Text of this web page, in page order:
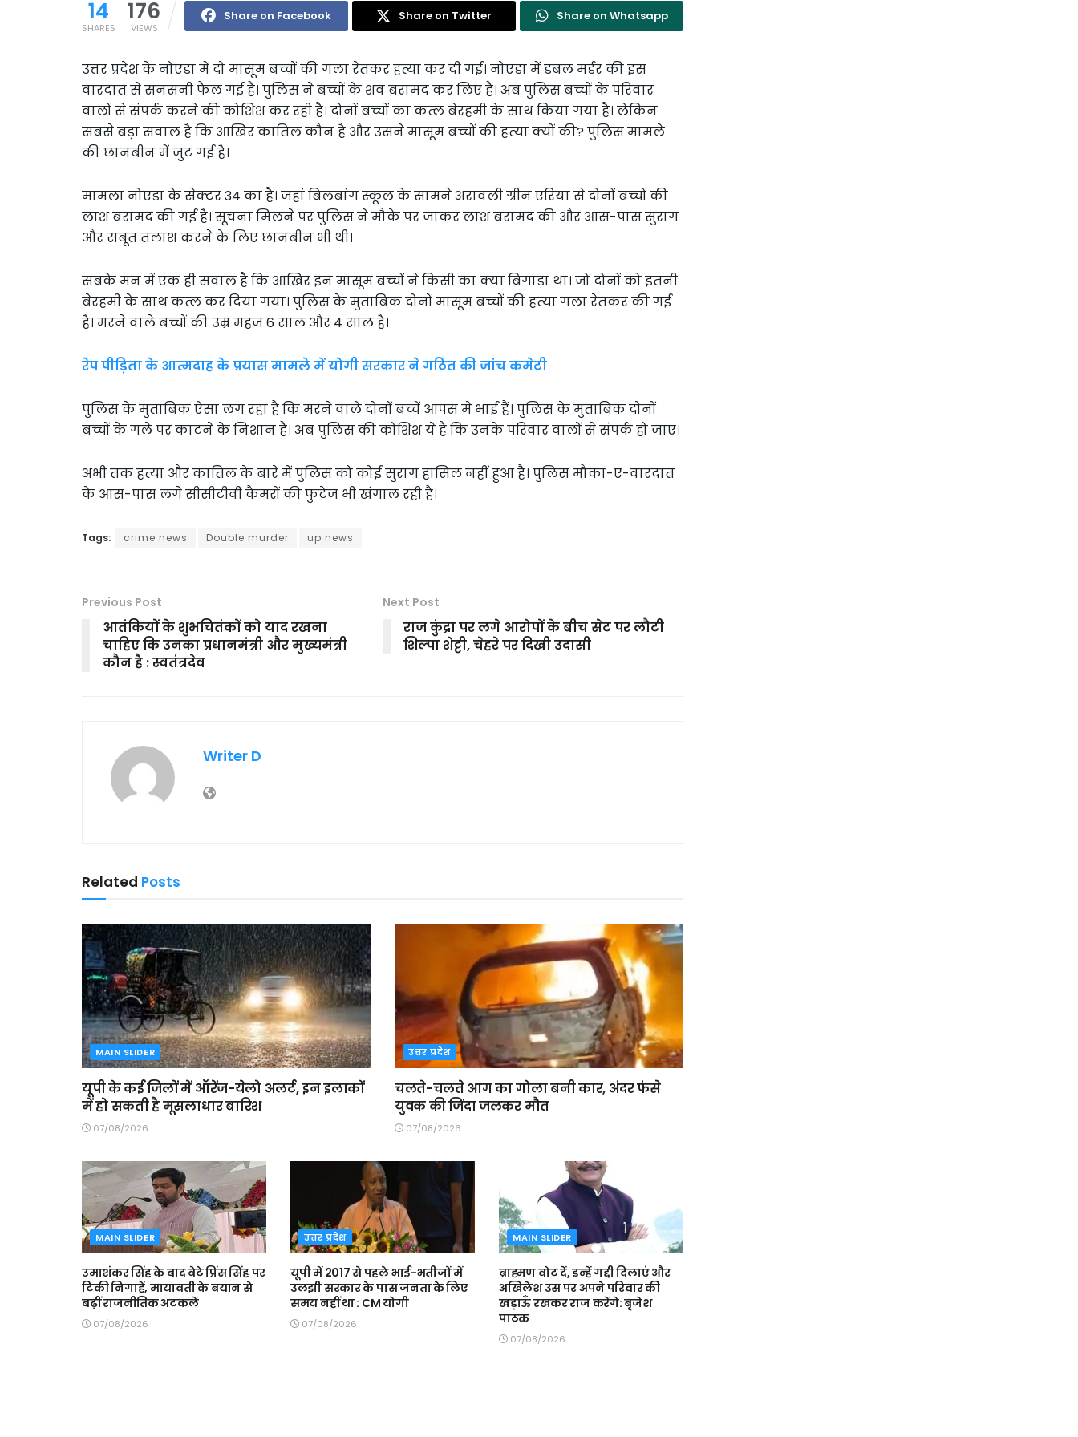
14
SHARES
176
VIEWS
Share on Facebook Share on Twitter Share on Whatsapp
उत्तर प्रदेश के नोएडा में दो मासूम बच्चों की गला रेतकर हत्या कर दी गई। नोएडा में डबल मर्डर की इस
वारदात से सनसनी फैल गई है। पुलिस ने बच्चों के शव बरामद कर लिए हैं। अब पुलिस बच्चों के परिवार
वालों से संपर्क करने की कोशिश कर रही है। दोनों बच्चों का कत्ल बेरहमी के साथ किया गया है। लेकिन
सबसे बड़ा सवाल है कि आखिर कातिल कौन है और उसने मासूम बच्चों की हत्या क्यों की? पुलिस मामले
की छानबीन में जुट गई है।
मामला नोएडा के सेक्टर 34 का है। जहां बिलबांग स्कूल के सामने अरावली ग्रीन एरिया से दोनों बच्चों की
लाश बरामद की गई है। सूचना मिलने पर पुलिस ने मौके पर जाकर लाश बरामद की और आस-पास सुराग
और सबूत तलाश करने के लिए छानबीन भी थी।
सबके मन में एक ही सवाल है कि आखिर इन मासूम बच्चों ने किसी का क्या बिगाड़ा था। जो दोनों को इतनी
बेरहमी के साथ कत्ल कर दिया गया। पुलिस के मुताबिक दोनों मासूम बच्चों की हत्या गला रेतकर की गई
है। मरने वाले बच्चों की उम्र महज 6 साल और 4 साल है।
रेप पीड़िता के आत्मदाह के प्रयास मामले में योगी सरकार ने गठित की जांच कमेटी
पुलिस के मुताबिक ऐसा लग रहा है कि मरने वाले दोनों बच्चें आपस मे भाई हैं। पुलिस के मुताबिक दोनों
बच्चों के गले पर काटने के निशान हैं। अब पुलिस की कोशिश ये है कि उनके परिवार वालों से संपर्क हो जाए।
अभी तक हत्या और कातिल के बारे में पुलिस को कोई सुराग हासिल नहीं हुआ है। पुलिस मौका-ए-वारदात
के आस-पास लगे सीसीटीवी कैमरों की फुटेज भी खंगाल रही है।
Tags: crime news Double murder up news
Previous Post
आतंकियों के शुभचितंकों को याद रखना
चाहिए कि उनका प्रधानमंत्री और मुख्यमंत्री
कौन है : स्वतंत्रदेव
Next Post
राज कुंद्रा पर लगे आरोपों के बीच सेट पर लौटी
शिल्पा शेट्टी, चेहरे पर दिखी उदासी
Writer D
Related Posts
MAIN SLIDER
यूपी के कई जिलों में ऑरेंज-येलो अलर्ट, इन इलाकों
में हो सकती है मूसलाधार बारिश
07/08/2026
उत्तर प्रदेश
चलते-चलते आग का गोला बनी कार, अंदर फंसे
युवक की जिंदा जलकर मौत
07/08/2026
MAIN SLIDER
उमाशंकर सिंह के बाद बेटे प्रिंस सिंह पर
टिकी निगाहें, मायावती के बयान से
बढ़ीं राजनीतिक अटकलें
07/08/2026
उत्तर प्रदेश
यूपी में 2017 से पहले भाई-भतीजों में
उलझी सरकार के पास जनता के लिए
समय नहीं था : CM याेगी
07/08/2026
MAIN SLIDER
ब्राह्मण वोट दें, इन्हें गद्दी दिलाएं और
अखिलेश उस पर अपने परिवार की
खड़ाऊँ रखकर राज करेंगे: बृजेश
पाठक
07/08/2026